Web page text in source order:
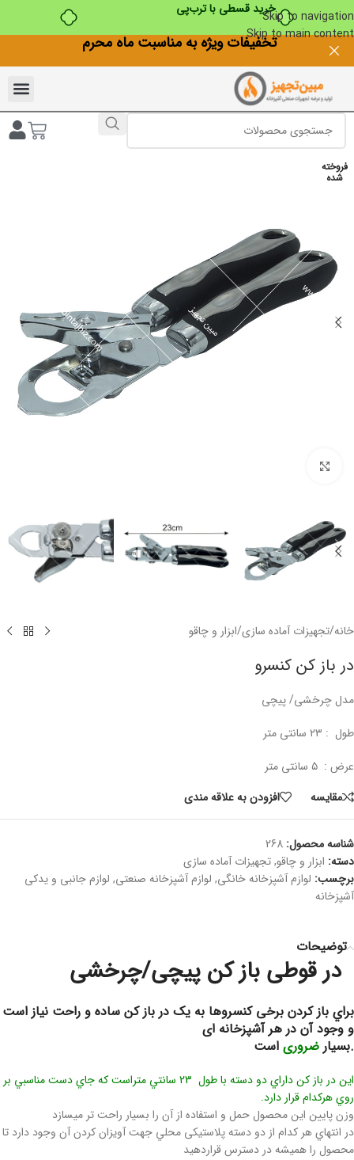
خرید قسطی با ترب‌پیSkip to navigation
Skip to main contentتخفیفات ویژه به مناسبت ماه محرم
فروخته
شده
خانه/تجهیزات آماده سازی/ابزار و چاقو
در باز کن کنسرو
مدل چرخشی/ پیچی
طول : ۲۳ سانتی متر
عرض : ۵ سانتی متر
مقايسه
افزودن به علاقه مندی
شناسه محصول: 268
دسته: ابزار و چاقو,تجهیزات آماده سازی
برچسب: لوازم آشپزخانه خانگی, لوازم آشپزخانه صنعتی, لوازم جانبی و یدکی
آشپزخانه
توضیحات
در قوطی باز کن پیچی/چرخشی
براي باز کردن برخی کنسرو‌ها به یک در باز کن ‌ساده و راحت نياز است
و وجود آن در هر آشپزخانه ‌ای
.بسیارضروری است
اين در باز کن داراي دو دسته با طول 23 سانتي‌ متراست که جاي دست مناسبي بر
روي هرکدام قرار دارد.
وزن پايين این محصول حمل و استفاده از آن را بسيار راحت تر میسازد
در انتهاي هر کدام از دو دسته پلاستیکی محلي جهت آويزان کردن آن وجود دارد تا
محصول را همیشه در دسترس قراردهید